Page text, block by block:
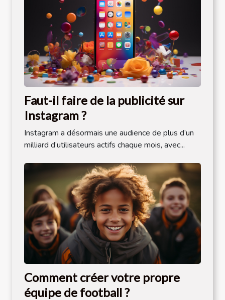
Faut-il faire de la publicité sur
Instagram ?
Instagram a désormais une audience de plus d’un
milliard d’utilisateurs actifs chaque mois, avec...
Comment créer votre propre
équipe de football ?